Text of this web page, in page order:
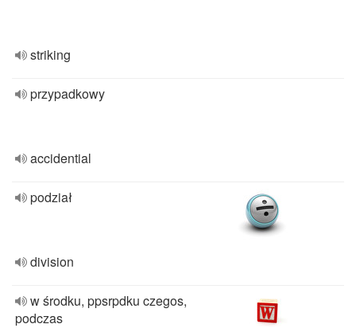
striking
przypadkowy
accidential
podział
division
w środku, ppsrpdku czegos,
podczas